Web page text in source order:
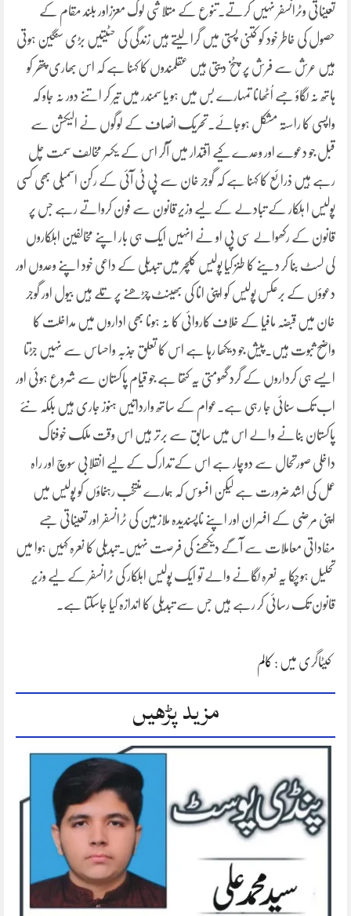
تعیناتی وٹرانسفر نہیں کرتے۔تنوع کے متلاشی لوگ معززاور بلند مقام کے
حصول کی خاطر خود کو کتنی پستی میں گرا لیتے ہیں زندگی کی حٹیتیں بڑی سنگین ہوتی
ہیں عرش سے فرش پر پٹخ دیتی ہیں عقلمندوں کا کہنا ہے کہ اس بھاری پتھر کو
ہاتھ نہ لگاؤ جسے اُٹھانا تمہارے بس میں ہو یا سمندر میں تیر کر اتنے دور نہ جاو کہ
واپسی کا راستہ مشکل ہوجائے۔تحریک انصاف کے لوگوں نے الیکشن سے
قبل جو دعوے اور وعدے کیے اقتدار میں آکر اس کے یکسر مخالف سمت چل
رہے ہیں ذرائع کا کہنا ہے کہ گوجر خان سے پی ٹی آئی کے رکن اسمبلی بھی کسی
پولیس ا ہلکار کے تبادلے کے لیے وزیر قانون سے فون کرواتے رہے جس پر
قانون کے رکھوالے سی پی او نے انہیں ایک ہی بار اپنے مخالفین اہلکاروں
کی لسٹ بنا کر دینے کا طنز کیا پولیس کلچر میں تبدیلی کے داعی خود اپنے وعدوں اور
دعوؤں کے برعکس پولیس کو اپنی انا کی بھینٹ چڑھنے پر تلے ہیں بیول اور گوجر
خان میں قبضہ مافیا کے خلاف کاروائی کا نہ ہونا بھی اداروں میں مداخلت کا
واضح ثبوت ہیں۔پیش جو دیکھا رہا ہے اس کا تعلق جذبہ واحساس سے نہیں جڑتا
ایسے ہی کرداروں کے گرد گھومتی یہ کتھا ہے جو قیام پاکستان سے شروع ہوئی اور
اب تک سنائی جا رہی ہے۔عوام کے ساتھ وارداتیں ہنوز جاری ہیں بلکہ نئے
پاکستان بنانے والے اس میں سابق سے برتر ہیں اس وقت ملک خوفناک
داخلی صورتحال سے دوچار ہے اس کے تدارک کے لیے انقلابی سوچ اور راہ
عمل کی اشد ضرورت ہے لیکن افسوس کہ ہمارے منتخب رہنماؤں کو پولیس میں
اپنی مرضی کے افسران اور اپنے ناپسندیدہ ملازمین کی ٹرانسفر اور تعیناتی جسے
مفاداتی معاملات سے آگے دیکھنے کی فرصت نہیں۔تبدیلی کا نعرہ کہیں ہوا میں
تحلیل ہوچکا یہ نعرہ لگانے والے تو ایک پولیس اہلکار کی ٹرانسفر کے لیے وزیر
قانون تک رسائی کر رہے ہیں جس سے تبدیلی کا اندازہ کیا جاسکتا ہے۔
کیٹاگری میں : کالم
مزید پڑھیں